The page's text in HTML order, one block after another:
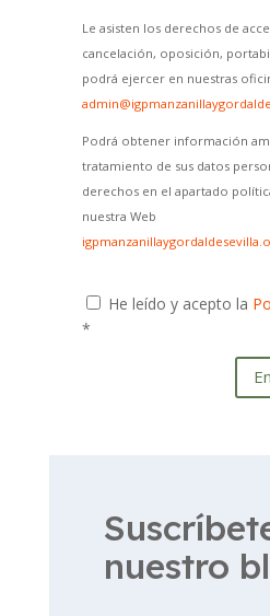
Le asisten los derechos de
cancelación, oposición,
podrá ejercer en nuestras
Podrá obtener información
tratamiento de sus datos
derechos en el apartado
nuestra Web
He leído y acepto la
*
nuestro